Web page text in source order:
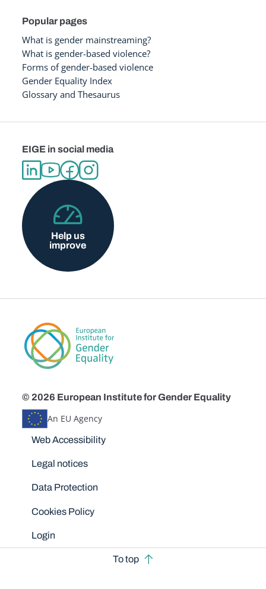
Popular pages
What is gender mainstreaming?
What is gender-based violence?
Forms of gender-based violence
Gender Equality Index
Glossary and Thesaurus
EIGE in social media
Help us
improve
© 2026 European Institute for Gender Equality
An EU Agency
Disclaimers
Web Accessibility
Legal notices
Data Protection
Cookies Policy
Login
To top